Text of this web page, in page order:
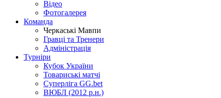
Відео
Фотогалерея
Команда
Черкаські Мавпи
Гравці та Тренери
Адміністрація
Турніри
Кубок України
Товариські матчі
Суперліга GG.bet
ВЮБЛ (2012 р.н.)